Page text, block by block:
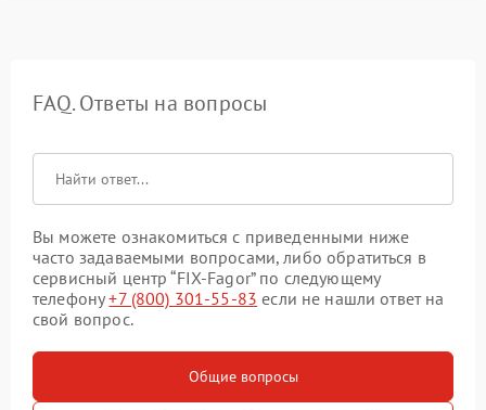
FAQ. Ответы на вопросы
Вы можете ознакомиться с приведенными ниже
часто задаваемыми вопросами, либо обратиться в
сервисный центр “FIX-Fagor” по следующему
телефону+7 (800) 301-55-83 если не нашли ответ на
свой вопрос.
Общие вопросы